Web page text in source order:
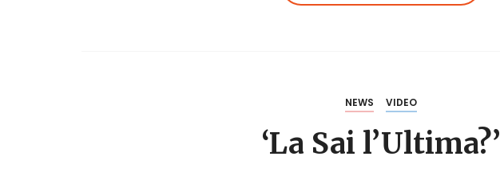
NEWS VIDEO
‘La Sai l’Ultima?’